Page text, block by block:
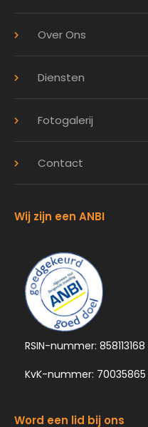
Over Ons
Diensten
Fotogalerij
Contact
Wij zijn een ANBI
RSIN-nummer: 858113168
KvK-nummer: 70035865
Word een lid bij ons